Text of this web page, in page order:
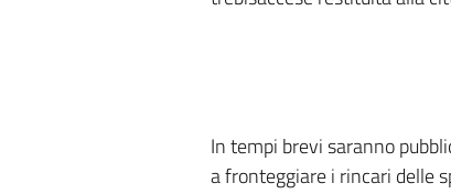
In tempi brevi saranno
a fronteggiare i rincari delle